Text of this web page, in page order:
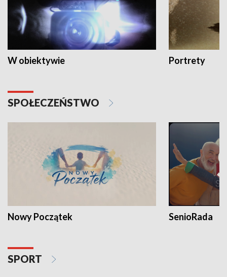
W obiektywie Portrety
SPOŁECZEŃSTWO
Nowy Początek SenioRada
SPORT